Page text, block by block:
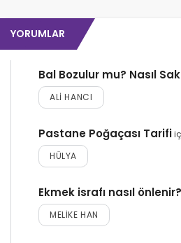
YORUMLAR
Bal Bozulur mu? Nasıl
ALI HANCI
Pastane Poğaçası Tarifi
HÜLYA
Ekmek israfı nasıl önlenir?
MELIKE HAN